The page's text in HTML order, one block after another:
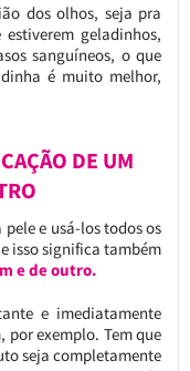
dos olhos, seja pra
geladinhos,
sanguíneos, o que
é muito melhor,
DE UM
e usá-los todos os
isso significa também
e de outro.
e imediatamente
por exemplo. Tem que
seja completamente